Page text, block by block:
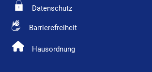
Datenschutz
Barrierefreiheit
Hausordnung